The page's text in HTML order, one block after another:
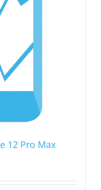
12 Pro Max